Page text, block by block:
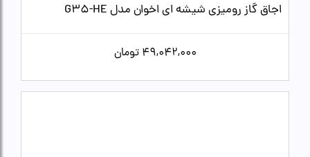
اجاق گاز رومیزی شیشه ای اخوان مدل G35-HE
49,042,000 تومان